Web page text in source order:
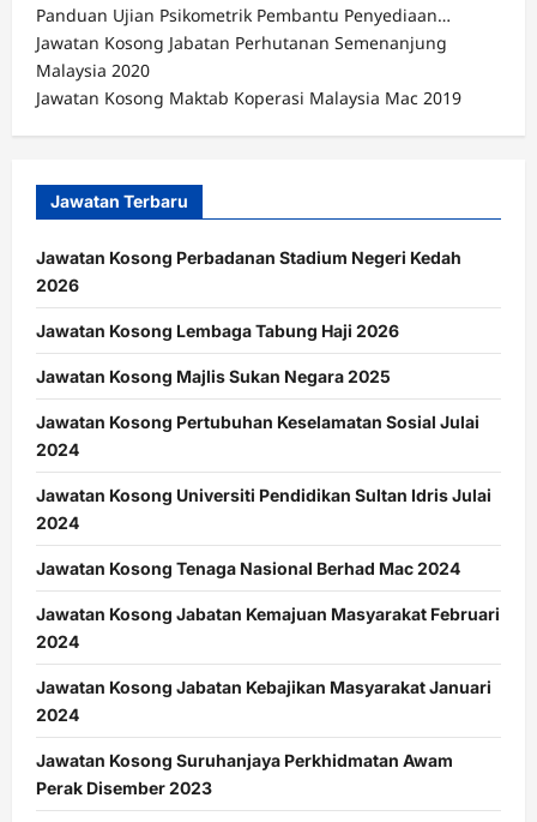
Panduan Ujian Psikometrik Pembantu Penyediaan…
Jawatan Kosong Jabatan Perhutanan Semenanjung
Malaysia 2020
Jawatan Kosong Maktab Koperasi Malaysia Mac 2019
Jawatan Terbaru
Jawatan Kosong Perbadanan Stadium Negeri Kedah
2026
Jawatan Kosong Lembaga Tabung Haji 2026
Jawatan Kosong Majlis Sukan Negara 2025
Jawatan Kosong Pertubuhan Keselamatan Sosial Julai
2024
Jawatan Kosong Universiti Pendidikan Sultan Idris Julai
2024
Jawatan Kosong Tenaga Nasional Berhad Mac 2024
Jawatan Kosong Jabatan Kemajuan Masyarakat Februari
2024
Jawatan Kosong Jabatan Kebajikan Masyarakat Januari
2024
Jawatan Kosong Suruhanjaya Perkhidmatan Awam
Perak Disember 2023